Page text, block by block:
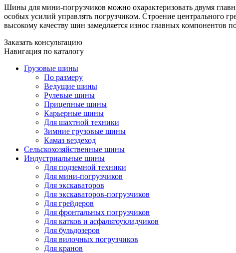
Шины для мини-погрузчиков можно охарактеризовать двумя
особых усилий управлять погрузчиком. Строение центрального
высокому качеству шин замедляется износ главных
Заказать консультацию
Навигация по каталогу
Грузовые шины
По размеру
Ведущие шины
Рулевые шины
Прицепные шины
Карьерные шины
Для шахтной техники
Зимние грузовые шины
Камаз вездеход
Сельскохозяйственные шины
Индустриальные шины
Для подземной техники
Для мини-погрузчиков
Для экскаваторов
Для экскаваторов-погрузчиков
Для грейдеров
Для фронтальных погрузчиков
Для катков и асфальтоукладчиков
Для бульдозеров
Для вилочных погрузчиков
Для кранов